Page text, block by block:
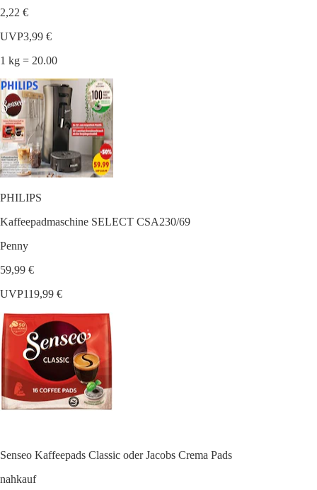
2,22 €
UVP3,99 €
1 kg = 20.00
PHILIPS
Kaffeepadmaschine SELECT CSA230/69
Penny
59,99 €
UVP119,99 €
Senseo Kaffeepads Classic oder Jacobs Crema Pads
nahkauf